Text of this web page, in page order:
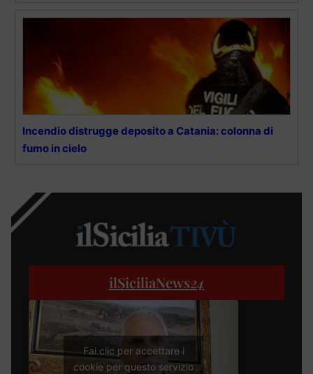
Incendio distrugge deposito a Catania: colonna di
fumo in cielo
ilSiciliaNews24
Fai clic per accettare i
cookie per questo servizio